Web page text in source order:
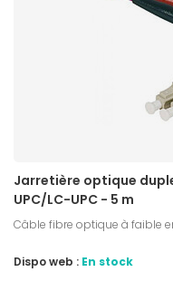
Jarretière optique
UPC/LC-UPC - 5 m
Câble fibre optique à faible
Dispo web : En stock